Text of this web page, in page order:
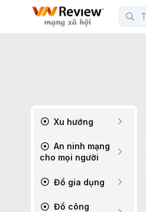
Xu hướng
An ninh mạng
cho mọi người
Đồ gia dụng
Đồ công